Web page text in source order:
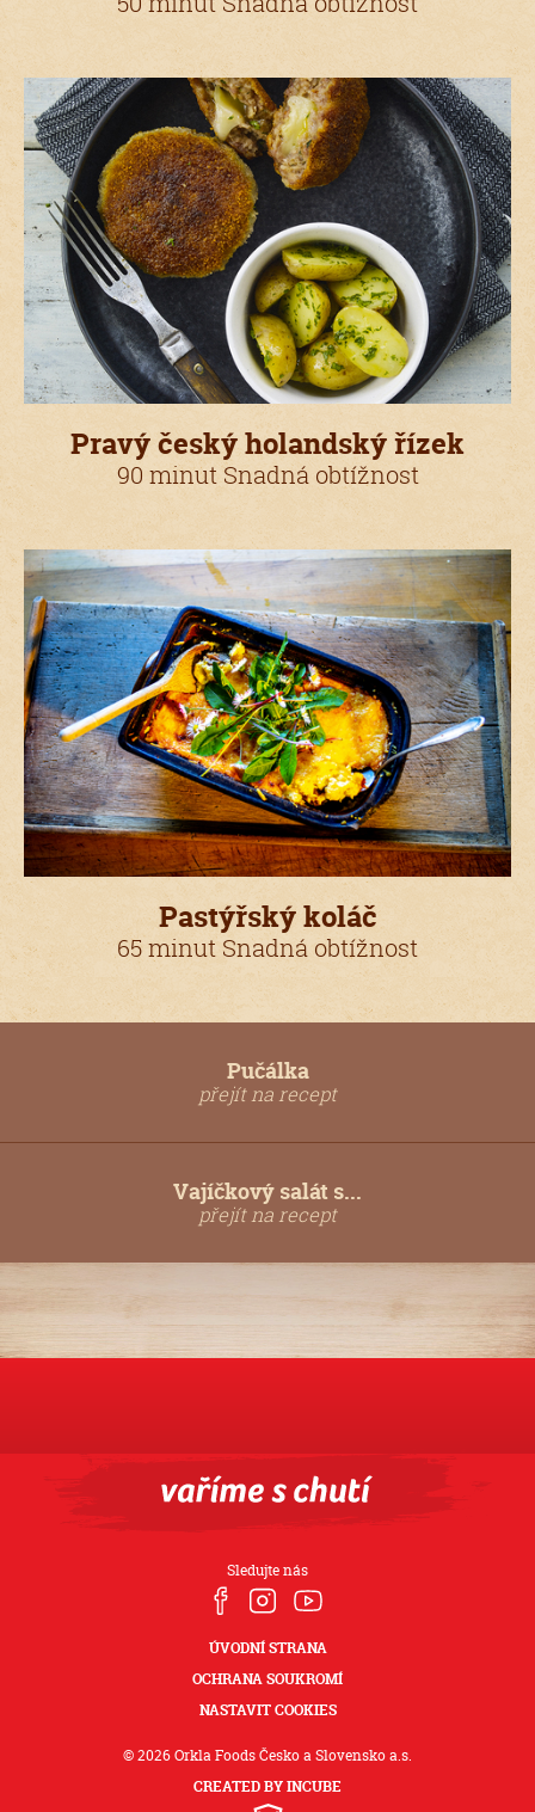
Pravý český holandský řízek
90 minut Snadná obtížnost
Pastýřský koláč
65 minut Snadná obtížnost
Pučálka
přejít na recept
Vajíčkový salát s...
přejít na recept
Sledujte nás
ÚVODNÍ STRANA
OCHRANA SOUKROMÍ
NASTAVIT COOKIES
© 2026 Orkla Foods Česko a Slovensko a.s.
CREATED BY INCUBE